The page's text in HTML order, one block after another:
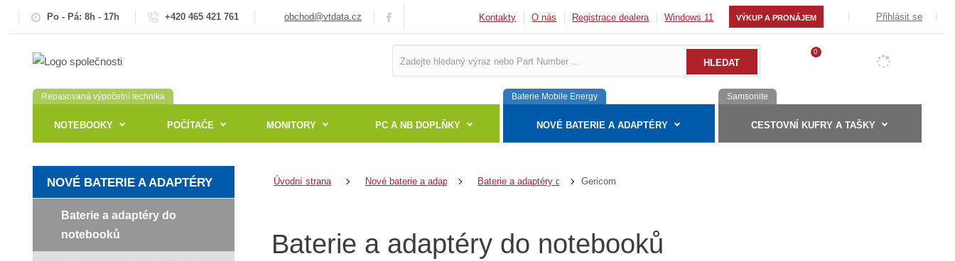
Po - Pá: 8h - 17h +420 465 421 761 obchod@vtdata.cz Kontakty O nás Registrace dealera Windows 11 VÝKUP A PRONÁJEM Přihlásit se
0
Repasovaná výpočetní technika
NOTEBOOKY POČÍTAČE MONITORY PC A NB DOPLŇKY
Baterie Mobile Energy
NOVÉ BATERIE A ADAPTÉRY
Samsonite
CESTOVNÍ KUFRY A TAŠKY
Úvodní strana Nové baterie a adaptéry Baterie a adaptéry do notebooků
Gericom
Baterie a adaptéry do notebooků
NOVÉ BATERIE A ADAPTÉRY
Baterie a adaptéry do
notebooků